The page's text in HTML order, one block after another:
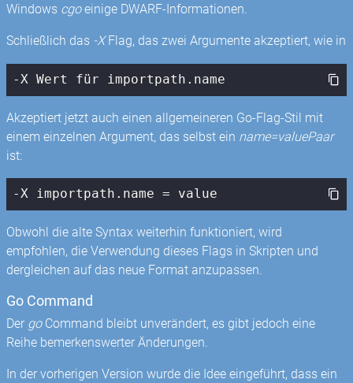
Windows cgoeinige DWARF-Informationen.
Schließlich das -XFlag, das zwei Argumente akzeptiert, wie in
-X Wert für importpath.name
Akzeptiert jetzt auch einen allgemeineren Go-Flag-Stil mit
einem einzelnen Argument, das selbst ein name=valuePaar
ist:
-X importpath.name = value
Obwohl die alte Syntax weiterhin funktioniert, wird
empfohlen, die Verwendung dieses Flags in Skripten und
dergleichen auf das neue Format anzupassen.
Go Command
Der goCommand bleibt unverändert, es gibt jedoch eine
Reihe bemerkenswerter Änderungen.
In der vorherigen Version wurde die Idee eingeführt, dass ein